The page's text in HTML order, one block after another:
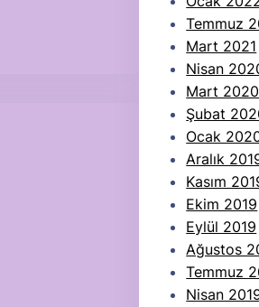
Temmuz
Mart 2021
Nisan
Mart 2020
Şubat
Ocak
Aralık
Kasım
Ekim 2019
Eylül 2019
Ağustos
Temmuz
Nisan